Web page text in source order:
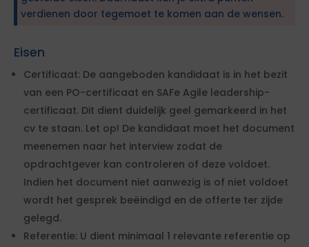
verdienen door tegemoet te komen aan de wensen.
Eisen
Certificaat: De aangeboden kandidaat is in het bezit
van een PO-certificaat en SAFe Agile leadership-
certificaat. Dit dient duidelijk geel gemarkeerd in het
cv te staan. Let op! De kandidaat moet het document
meenemen naar het interview zodat de
opdrachtgever kan controleren of deze voldoet.
Indien het document niet aanwezig is of niet voldoet
wordt het gesprek beëindigd en de offerte ter zijde
gelegd.
Referentie: U dient minimaal 1 relevante referentie op